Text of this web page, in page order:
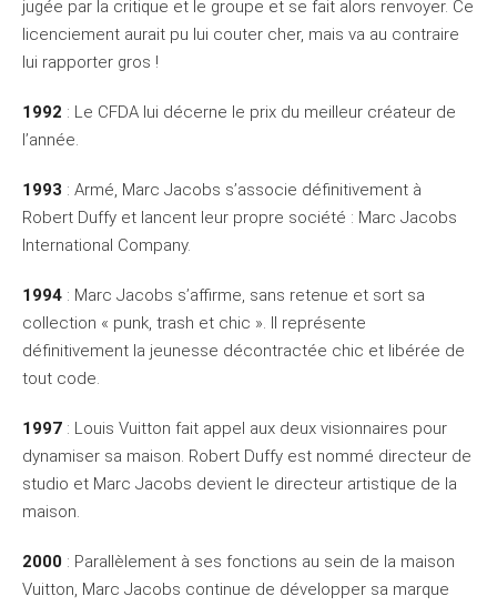
jugée par la critique et le groupe et se fait alors renvoyer. Ce
licenciement aurait pu lui couter cher, mais va au contraire
lui rapporter gros !
1992 : Le CFDA lui décerne le prix du meilleur créateur de
l’année.
1993 : Armé, Marc Jacobs s’associe définitivement à
Robert Duffy et lancent leur propre société : Marc Jacobs
International Company.
1994 : Marc Jacobs s’affirme, sans retenue et sort sa
collection « punk, trash et chic ». Il représente
définitivement la jeunesse décontractée chic et libérée de
tout code.
1997 : Louis Vuitton fait appel aux deux visionnaires pour
dynamiser sa maison. Robert Duffy est nommé directeur de
studio et Marc Jacobs devient le directeur artistique de la
maison.
2000 : Parallèlement à ses fonctions au sein de la maison
Vuitton, Marc Jacobs continue de développer sa marque